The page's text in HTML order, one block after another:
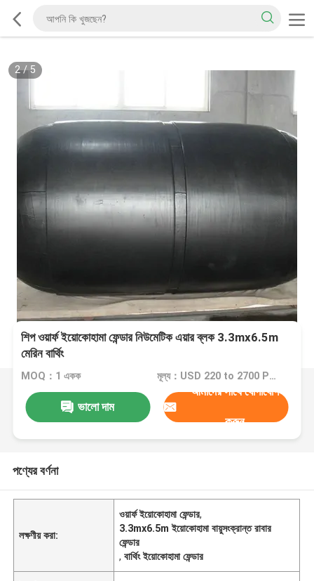
2/5
শিপ ওয়ার্ফ ইয়োকোহামা ফেন্ডার নিউমেটিক এয়ার ব্লক 3.3mx6.5m
মেরিন বার্থিং
MOQ：1 একক মূল্য：USD 220 to 2700 Per Piece
ভালো দাম
আমাদের সাথে যোগাযোগ
করুন
পণ্যের বর্ণনা
লক্ষণীয় করা:
ওয়ার্ফ ইয়োকোহামা ফেন্ডার,
3.3mx6.5m ইয়োকোহামা বায়ুসংক্রান্ত রাবার
ফেন্ডার
,বার্থিং ইয়োকোহামা ফেন্ডার